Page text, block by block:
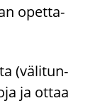
opet­ta­
(vä­li­tun­
ja ottaa